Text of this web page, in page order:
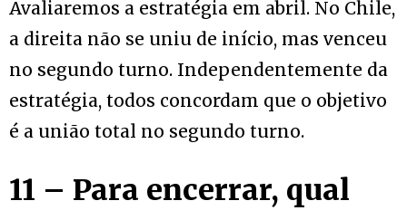
Avaliaremos a estratégia em abril. No Chile,
a direita não se uniu de início, mas venceu
no segundo turno. Independentemente da
estratégia, todos concordam que o objetivo
é a união total no segundo turno.
11 – Para encerrar, qual